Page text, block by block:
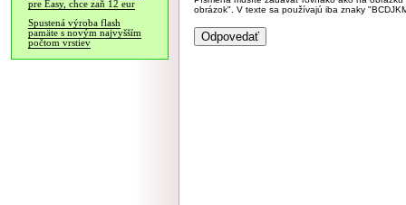
pre Easy, chce zaň 12 eur
Spustená výroba flash
pamäte s novým najvyšším
počtom vrstiev
obrázok". V texte sa používajú iba znaky